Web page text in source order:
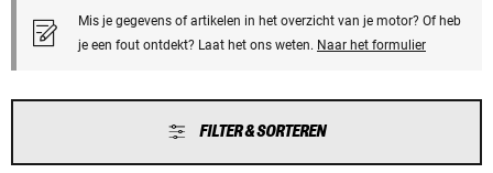
Mis je gegevens of artikelen in het overzicht van je motor? Of heb
je een fout ontdekt? Laat het ons weten. Naar het formulier
FILTER & SORTEREN